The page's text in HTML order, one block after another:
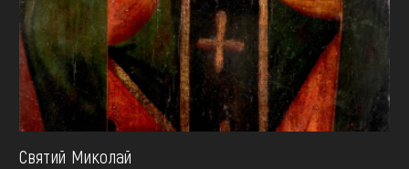
Святий Миколай